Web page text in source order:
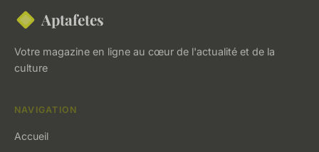
Aptafetes
Votre magazine en ligne au cœur de l'actualité et de la
culture
NAVIGATION
Accueil